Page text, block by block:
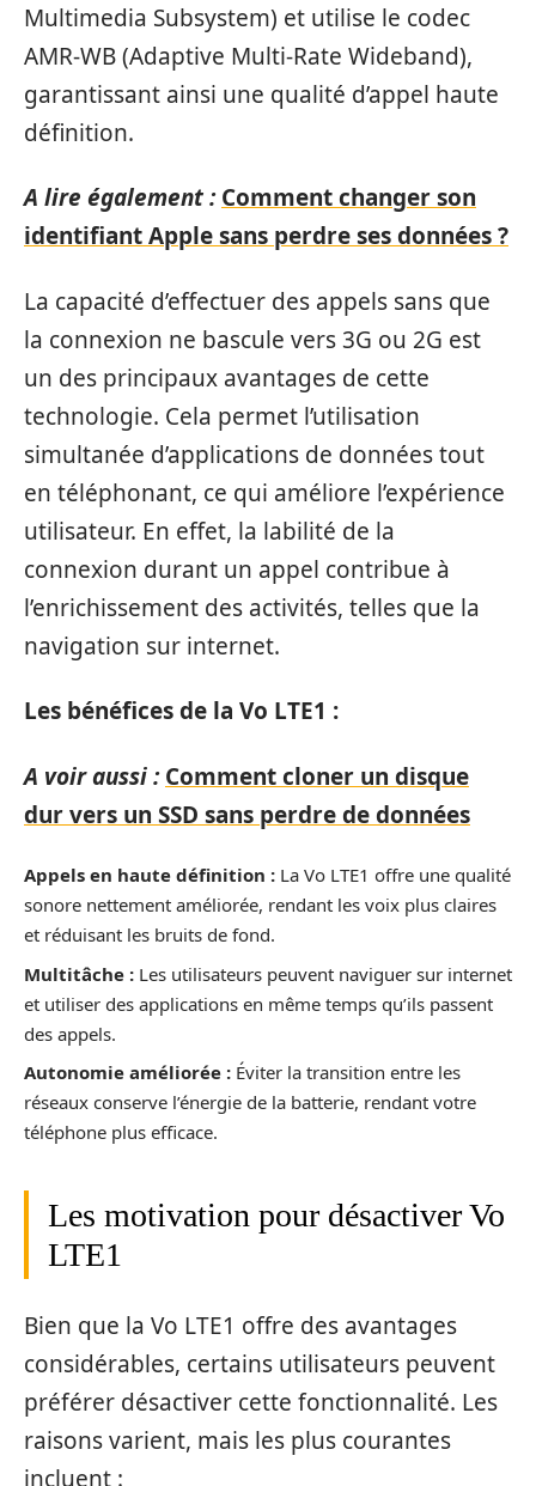
Multimedia Subsystem) et utilise le codec
AMR-WB (Adaptive Multi-Rate Wideband),
garantissant ainsi une qualité d’appel haute
définition.
A lire également : Comment changer son
identifiant Apple sans perdre ses données ?
La capacité d’effectuer des appels sans que
la connexion ne bascule vers 3G ou 2G est
un des principaux avantages de cette
technologie. Cela permet l’utilisation
simultanée d’applications de données tout
en téléphonant, ce qui améliore l’expérience
utilisateur. En effet, la labilité de la
connexion durant un appel contribue à
l’enrichissement des activités, telles que la
navigation sur internet.
Les bénéfices de la Vo LTE1 :
A voir aussi : Comment cloner un disque
dur vers un SSD sans perdre de données
Appels en haute définition : La Vo LTE1 offre une qualité
sonore nettement améliorée, rendant les voix plus claires
et réduisant les bruits de fond.
Multitâche : Les utilisateurs peuvent naviguer sur internet
et utiliser des applications en même temps qu’ils passent
des appels.
Autonomie améliorée : Éviter la transition entre les
réseaux conserve l’énergie de la batterie, rendant votre
téléphone plus efficace.
Les motivation pour désactiver Vo
LTE1
Bien que la Vo LTE1 offre des avantages
considérables, certains utilisateurs peuvent
préférer désactiver cette fonctionnalité. Les
raisons varient, mais les plus courantes
incluent :